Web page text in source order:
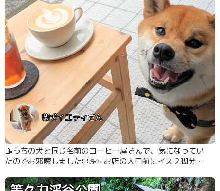
柴犬イエティさん
📝うちの犬と同じ名前のコーヒー屋さんで、気になってい
たのでお邪魔しました🦊☕✨ お店の入口前にイス２脚分の
な店内とこだわりのコーヒーで、雰囲気の良いカフェでし